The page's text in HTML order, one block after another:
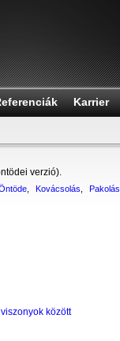
Karrier
verzió).
Kovácsolás Pakolás
között